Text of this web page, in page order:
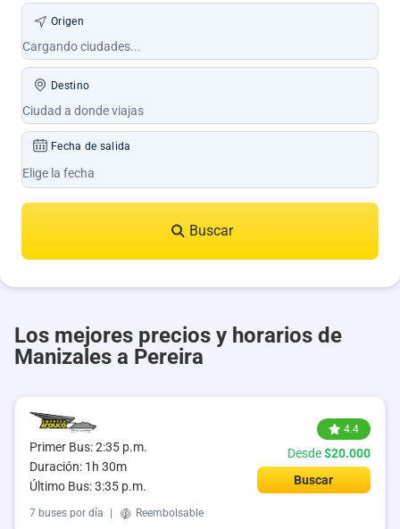
Origen
Destino
Fecha de salida
Buscar
Los mejores precios y horarios de
Manizales a Pereira
Primer Bus: 2:35 p.m.
Duración: 1h 30m
Último Bus: 3:35 p.m.
4.4
Desde$20.000
Buscar
7 buses por día Reembolsable